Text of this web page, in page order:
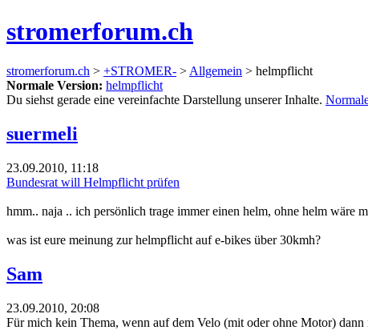
stromerforum.ch
stromerforum.ch > +STROMER- > Allgemein > helmpflicht
Normale Version: helmpflicht
Du siehst gerade eine vereinfachte Darstellung unserer Inhalte.
suermeli
23.09.2010, 11:18
Bundesrat will Helmpflicht prüfen
hmm.. naja .. ich persönlich trage immer einen helm, ohne helm wäre
was ist eure meinung zur helmpflicht auf e-bikes über 30kmh?
Sam
23.09.2010, 20:08
Für mich kein Thema, wenn auf dem Velo (mit oder ohne Motor)